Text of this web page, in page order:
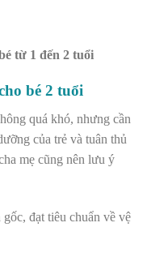
từ 1 đến 2 tuổi
bé 2 tuổi
quá khó, nhưng cần
của trẻ và tuân thủ
mẹ cũng nên lưu ý
đạt tiêu chuẩn về vệ